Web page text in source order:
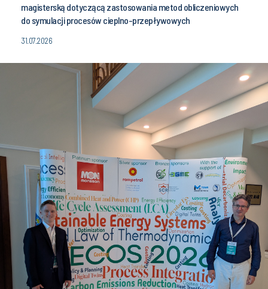
magisterską dotyczącą zastosowania metod obliczeniowych
do symulacji procesów cieplno-przepływowych
31.07.2026